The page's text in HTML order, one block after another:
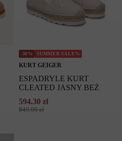
-30% SUMMER SALE%
KURT GEIGER
ESPADRYLE KURT
CLEATED JASNY BEŻ
849.00zł
Pierwotna
594.30zł
Aktualna